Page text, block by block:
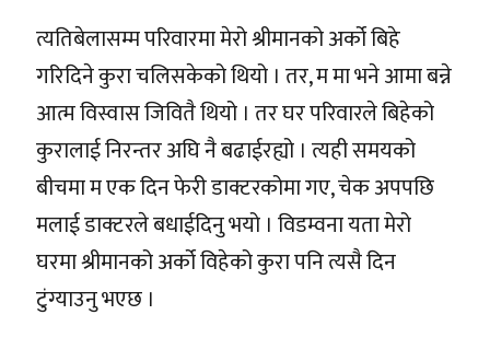
त्यतिबेलासम्म परिवारमा मेरो श्रीमानको अर्को बिहे
गरिदिने कुरा चलिसकेको थियो । तर, म मा भने आमा बन्ने
आत्म विस्वास जिवितै थियो । तर घर परिवारले बिहेको
कुरालाई निरन्तर अघि नै बढाईरह्यो । त्यही समयको
बीचमा म एक दिन फेरी डाक्टरकोमा गए, चेक अपपछि
मलाई डाक्टरले बधाईदिनु भयो । विडम्वना यता मेरो
घरमा श्रीमानको अर्को विहेको कुरा पनि त्यसै दिन
टुंग्याउनु भएछ ।